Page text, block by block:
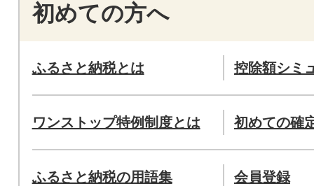
初めての方へ
ふるさと納税とは 控除額シミ
ワンストップ特例制度とは 初めての確
ふるさと納税の用語集 会員登録